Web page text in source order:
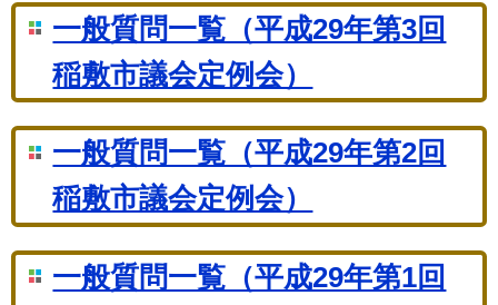
一般質問一覧（平成29年第3回
稲敷市議会定例会）
一般質問一覧（平成29年第2回
稲敷市議会定例会）
一般質問一覧（平成29年第1回